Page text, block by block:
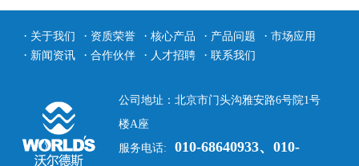
· 关于我们 · 资质荣誉 · 核心产品 · 产品问题 · 市场应用
· 新闻资讯 · 合作伙伴 · 人才招聘 · 联系我们
公司地址：北京市门头沟雅安路6号院1号
楼A座
服务电话:
010-68640933、010-